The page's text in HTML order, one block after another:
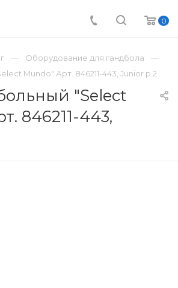
0
Оборудование для гандбола
Mundo" Арт. 846211-443, Junior р.2
"Select
846211-443,